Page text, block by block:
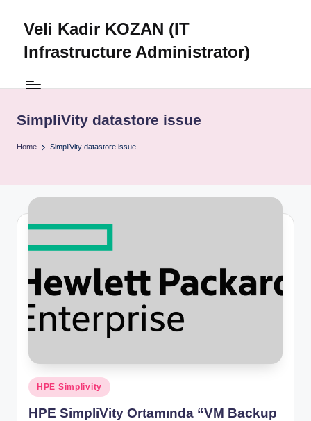
Veli Kadir KOZAN (IT
Infrastructure Administrator)
SimpliVity datastore issue
Home SimpliVity datastore issue
Posted
in
HPE Simplivity
HPE SimpliVity Ortamında “VM Backup